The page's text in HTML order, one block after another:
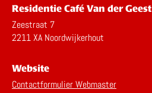
Residentie Café Van der Geest
Zeestraat 7
2211 XA Noordwijkerhout
Website
Contactformulier Webmaster